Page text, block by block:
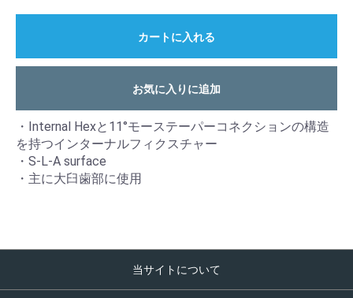
カートに入れる
お気に入りに追加
・Internal Hexと11°モーステーパーコネクションの構造
を持つインターナルフィクスチャー
・S-L-A surface
・主に大臼歯部に使用
当サイトについて